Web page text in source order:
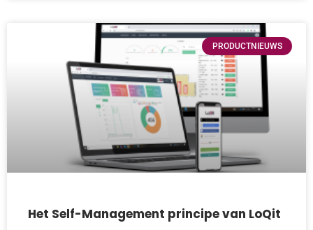
PRODUCTNIEUWS
Het Self-Management principe van LoQit